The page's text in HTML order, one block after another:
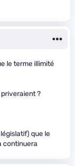
le terme illimité
?
que le
continuera